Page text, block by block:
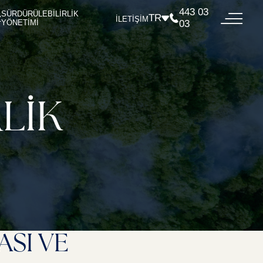
SÜRDÜRÜLEBİLİRLİK
YÖNETİMİ
İLETİŞİMTR
443 03
03
VE